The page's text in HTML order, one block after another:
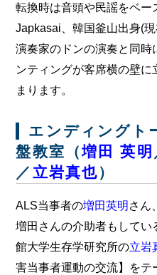
転換時は音頭や民謡をベー
Japkasai、韓国釜山出身(
演奏家のドンの演奏と同時
ンティングが客席横の壁
まります。
エンディングト
盤教室（増田 英明
／ 立岩真也）
ALS当事者の増田英明 さん
増田さんの介助者もしてい
館大学生存学研究所の立岩
害当事者運動の交流】をテ